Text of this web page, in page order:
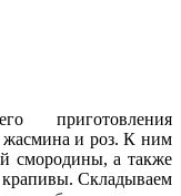
приготовления
жасмина и роз. К ним
смородины, а также
Складываем